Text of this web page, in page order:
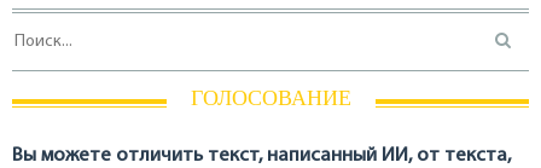
ГОЛОСОВАНИЕ
Вы можете отличить текст, написанный ИИ, от текста,